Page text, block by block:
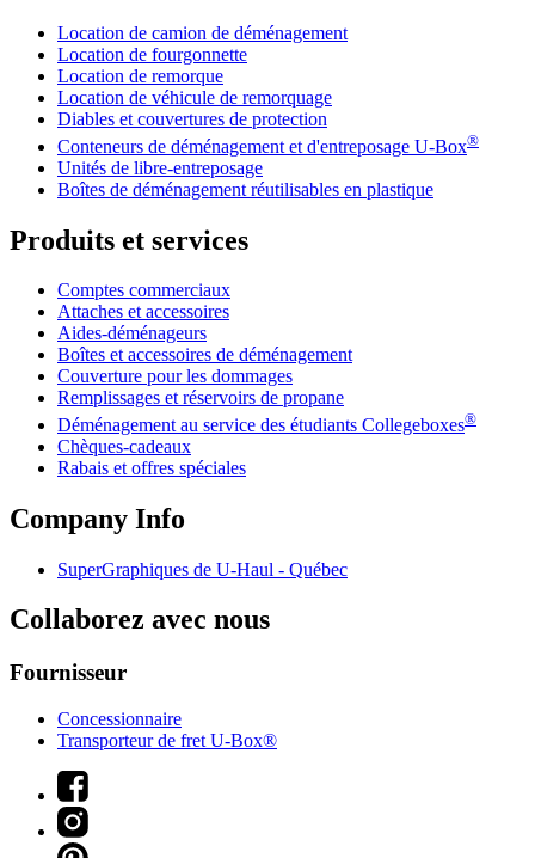
Location de camion de déménagement
Location de fourgonnette
Location de remorque
Location de véhicule de remorquage
Diables et couvertures de protection
Conteneurs de déménagement et d'entreposage U-Box®
Unités de libre-entreposage
Boîtes de déménagement réutilisables en plastique
Produits et services
Comptes commerciaux
Attaches et accessoires
Aides-déménageurs
Boîtes et accessoires de déménagement
Couverture pour les dommages
Remplissages et réservoirs de propane
Déménagement au service des étudiants Collegeboxes®
Chèques-cadeaux
Rabais et offres spéciales
Company Info
SuperGraphiques de U-Haul - Québec
Collaborez avec nous
Fournisseur
Concessionnaire
Transporteur de fret U-Box®